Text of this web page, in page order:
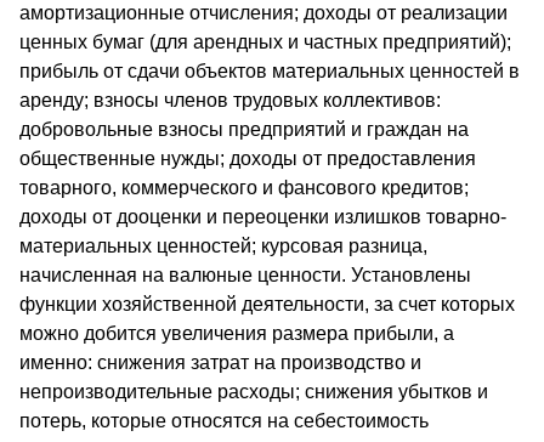
амортизационные отчисления; доходы от реализации
ценных бумаг (для арендных и частных предприятий);
прибыль от сдачи объектов материальных ценностей в
аренду; взносы членов трудовых коллективов:
добровольные взносы предприятий и граждан на
общественные нужды; доходы от предоставления
товарного, коммерческого и фансового кредитов;
доходы от дооценки и переоценки излишков товарно-
материальных ценностей; курсовая разница,
начисленная на валюные ценности. Установлены
функции хозяйственной деятельности, за счет которых
можно добится увеличения размера прибыли, а
именно: снижения затрат на производство и
непроизводительные расходы; снижения убытков и
потерь, которые относятся на себестоимость